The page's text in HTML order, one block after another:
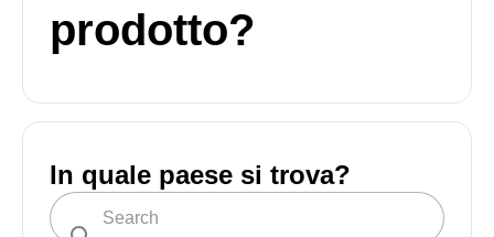
prodotto?
In quale paese si trova?